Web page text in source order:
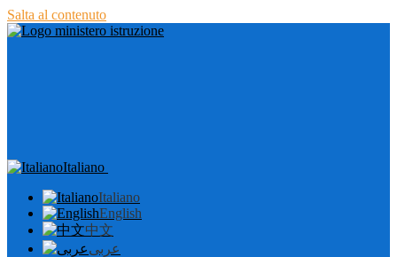
Salta al contenuto
Italiano
Italiano
English
中文
عربى